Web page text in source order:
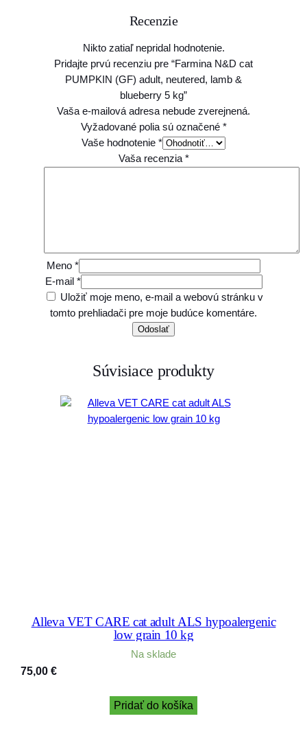
r
y
5
g
Recenzie
Nikto zatiaľ nepridal hodnotenie.
Pridajte prvú recenziu pre “Farmina N&D cat
PUMPKIN (GF) adult, neutered, lamb &
blueberry 5 kg”
Vaša e-mailová adresa nebude zverejnená.
Vyžadované polia sú označené *
Vaše hodnotenie *
Vaša recenzia *
Meno *
E-mail *
Uložiť moje meno, e-mail a webovú stránku v
tomto prehliadači pre moje budúce komentáre.
Súvisiace produkty
Alleva VET CARE cat adult ALS hypoalergenic
low grain 10 kg
Na sklade
75,00 €
Pridať do košíka